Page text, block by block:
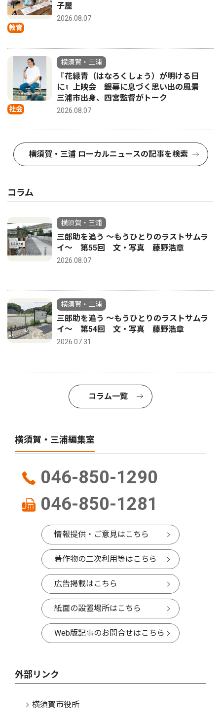
教育
子屋
2026.08.07
社会
横須賀・三浦
『花緑青（はなろくしょう）が明ける日
に』上映会 銀幕に息づく思い出の風景
三浦市出身、四宮監督がトーク
2026.08.07
横須賀・三浦 ローカルニュースの記事を検索
コラム
横須賀・三浦
三郎助を追う 〜もうひとりのラストサムラ
イ〜 第55回 文・写真 藤野浩章
2026.08.07
横須賀・三浦
三郎助を追う 〜もうひとりのラストサムラ
イ〜 第54回 文・写真 藤野浩章
2026.07.31
コラム一覧
横須賀・三浦編集室
046-850-1290
046-850-1281
情報提供・ご意見はこちら
著作物の二次利用等はこちら
広告掲載はこちら
紙面の設置場所はこちら
Web版記事のお問合せはこちら
外部リンク
横須賀市役所